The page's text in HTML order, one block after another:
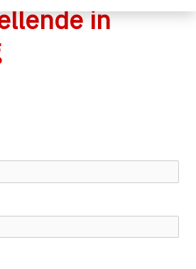
in
(ASPIRANT) SUPERVISOREN